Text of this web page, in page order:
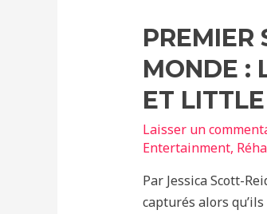
PREMIER
MONDE :
ET
Laisser un
Entertainment,
Par Jessica Scott-
capturés alors